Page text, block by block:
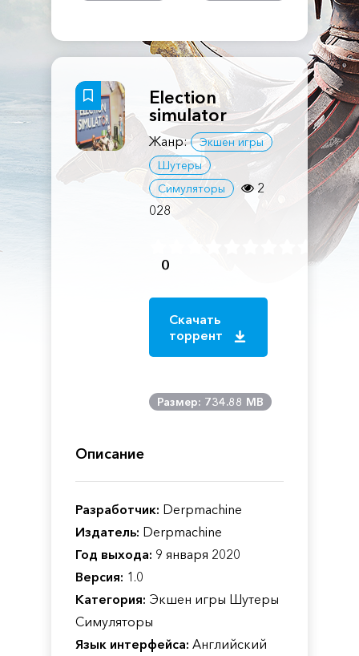
Election
simulator
Жанр:
Экшен игры
Шутеры
Симуляторы
2
028
0
Скачать
торрент
Размер: 734.88 MB
Описание
Разработчик: Derpmachine
Издатель: Derpmachine
Год выхода: 9 января 2020
Версия: 1.0
Категория: Экшен игры Шутеры
Симуляторы
Язык интерфейса: Английский